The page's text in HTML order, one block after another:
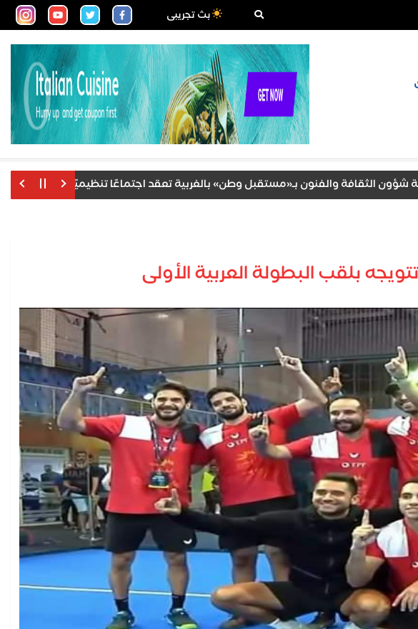
بث تجريبى
الثقافة والفنون بـ«مستقبل وطن» بالغربية تعقد اجتماعًا تنظيميًا لمناقشة خطة العمل
بلقب البطولة العربية الأولى